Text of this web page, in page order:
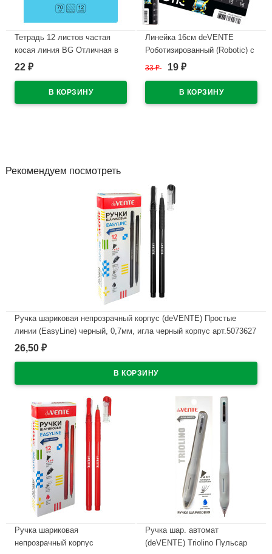
Тетрадь 12 листов частая
косая линия BG Отличная в
ассортименте арт Т5ск12
22 ₽
Линейка 16см deVENTE
Роботизированный (Robotic) с
дизайном арт.5091525
33₽ 19 ₽
Рекомендуем посмотреть
Ручка шариковая непрозрачный корпус (deVENTE) Простые
линии (EasyLine) черный, 0,7мм, игла черный корпус арт.5073627
В наличии
26,50 ₽
Ручка шариковая
непрозрачный корпус
Ручка шар. автомат
(deVENTE) Triolino Пульсар